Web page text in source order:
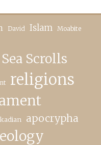
David Islam Moabite
Scrolls
religions
apocrypha